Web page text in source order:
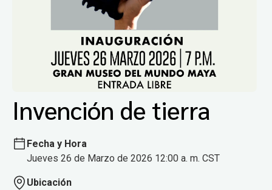
Invención de tierra
Fecha y Hora
Jueves 26 de Marzo de 2026 12:00 a. m. CST
Ubicación